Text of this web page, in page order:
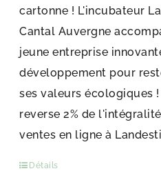
cartonne ! L'incubateur
Cantal Auvergne
jeune entreprise
développement pour
ses valeurs écologiques !
reverse 2% de
ventes en ligne à
Détails